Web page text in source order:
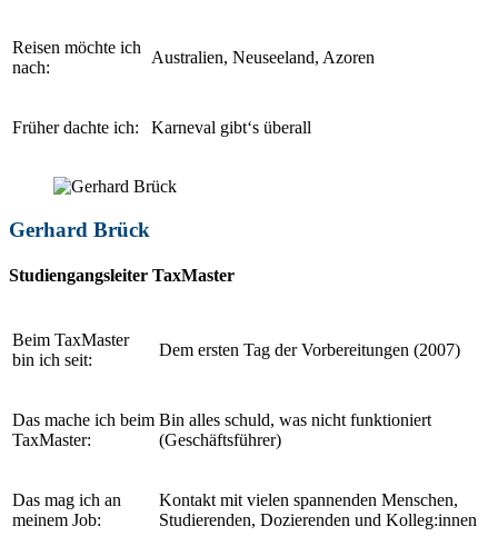
Reisen möchte ich
nach:
Australien, Neuseeland, Azoren
Früher dachte ich: Karneval gibt‘s überall
Gerhard Brück
Studiengangsleiter TaxMaster
Beim TaxMaster
bin ich seit:
Dem ersten Tag der Vorbereitungen (2007)
Das mache ich beim
TaxMaster:
Bin alles schuld, was nicht funktioniert
(Geschäftsführer)
Das mag ich an
meinem Job:
Kontakt mit vielen spannenden Menschen,
Studierenden, Dozierenden und Kolleg:innen